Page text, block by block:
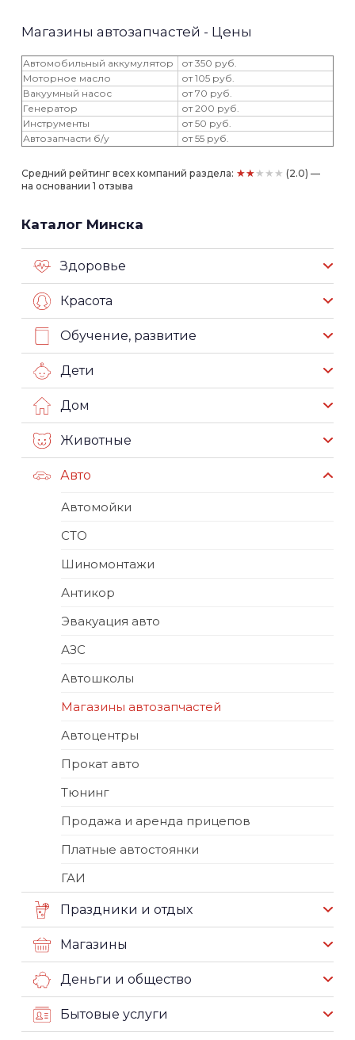
Магазины автозапчастей - Цены
Автомобильный аккумулятор
от 350 руб.
Моторное масло
от 105 руб.
Вакуумный насос
от 70 руб.
Генератор
от 200 руб.
Инструменты
от 50 руб.
Автозапчасти б/у
от 55 руб.
Средний рейтинг всех компаний раздела: ★★★★★ (2.0) —
на основании 1 отзыва
Каталог Минска
Здоровье
Красота
Обучение, развитие
Дети
Дом
Животные
Авто
Автомойки
СТО
Шиномонтажи
Антикор
Эвакуация авто
АЗС
Автошколы
Магазины автозапчастей
Автоцентры
Прокат авто
Тюнинг
Продажа и аренда прицепов
Платные автостоянки
ГАИ
Праздники и отдых
Магазины
Деньги и общество
Бытовые услуги